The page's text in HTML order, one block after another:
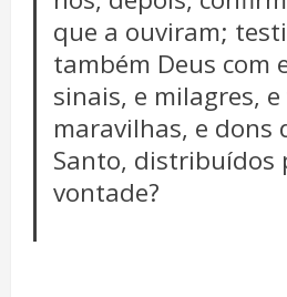
que a ouviram;
também Deus com
sinais, e milagres,
maravilhas, e dons
Santo, distribuídos
vontade?